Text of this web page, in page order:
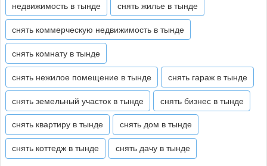
недвижимость в тынде снять жилье в тынде
снять коммерческую недвижимость в тынде
снять комнату в тынде
снять нежилое помещение в тынде снять гараж в тынде
снять земельный участок в тынде снять бизнес в тынде
снять квартиру в тынде снять дом в тынде
снять коттедж в тынде снять дачу в тынде